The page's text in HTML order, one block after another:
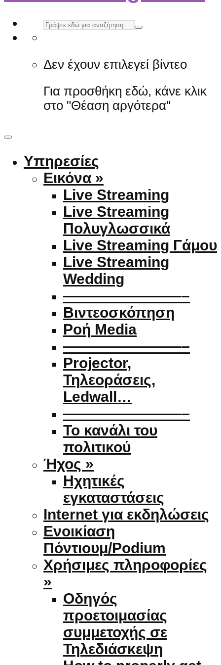
Δεν έχουν επιλεγεί βίντεο
Για προσθήκη εδώ, κάνε κλικ
στο "Θέαση αργότερα"
Υπηρεσίες
Εικόνα »
Live Streaming
Live Streaming
Πολυγλωσσικά
Live Streaming Γάμου
Live Streaming
Wedding
————————–
Βιντεοσκόπηση
Ροή Media
————————–
Projector,
Τηλεοράσεις,
Ledwall…
————————–
Το κανάλι του
πολιτικού
Ήχος »
Ηχητικές
εγκαταστάσεις
Internet για εκδηλώσεις
Ενοικίαση
Πόντιουμ/Podium
Χρήσιμες πληροφορίες
»
Οδηγός
προετοιμασίας
συμμετοχής σε
Τηλεδιάσκεψη